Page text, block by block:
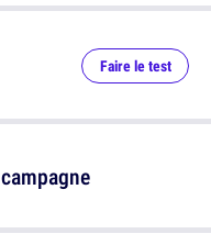
Faire le test